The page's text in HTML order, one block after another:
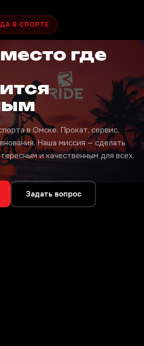
В СПОРТЕ
где
в Омске. Прокат, сервис,
Наша миссия — сделать
и качественным для всех.
Задать вопрос